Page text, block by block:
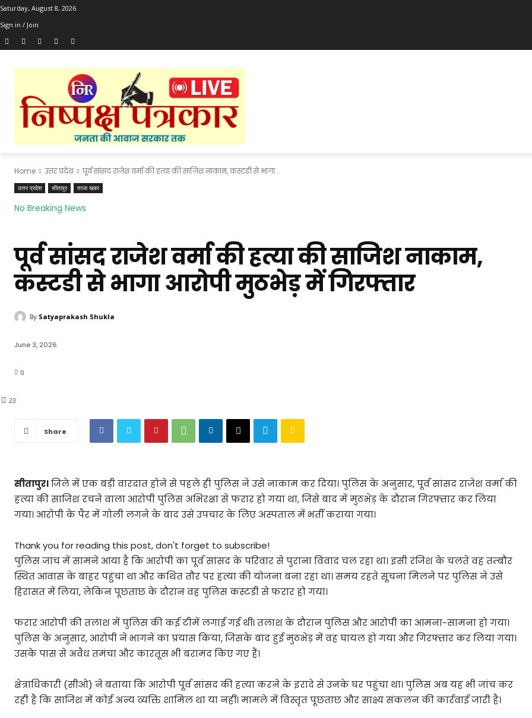
Saturday, August 8, 2026
Sign in / Join
Home उत्तर प्रदेश पूर्व सांसद राजेश वर्मा की हत्या की साजिश नाकाम, कस्टडी से भागा...
उत्तर प्रदेश सीतापुर ताजा खबर
No Breaking News
पूर्व सांसद राजेश वर्मा की हत्या की साजिश नाकाम,
कस्टडी से भागा आरोपी मुठभेड़ में गिरफ्तार
By Satyaprakash Shukla
June 3, 2026
0
23
Share
सीतापुर।जिले में एक बड़ी वारदात होने से पहले ही पुलिस ने उसे नाकाम कर दिया। पुलिस के अनुसार, पूर्व सांसद राजेश वर्मा की
हत्या की साजिश रचने वाला आरोपी पुलिस अभिरक्षा से फरार हो गया था, जिसे बाद में मुठभेड़ के दौरान गिरफ्तार कर लिया
गया। आरोपी के पैर में गोली लगने के बाद उसे उपचार के लिए अस्पताल में भर्ती कराया गया।
Thank you for reading this post, don't forget to subscribe!
पुलिस जांच में सामने आया है कि आरोपी का पूर्व सांसद के परिवार से पुराना विवाद चल रहा था। इसी रंजिश के चलते वह तम्बौर
स्थित आवास के बाहर पहुंचा था और कथित तौर पर हत्या की योजना बना रहा था। समय रहते सूचना मिलने पर पुलिस ने उसे
हिरासत में लिया, लेकिन पूछताछ के दौरान वह पुलिस कस्टडी से फरार हो गया।
फरार आरोपी की तलाश में पुलिस की कई टीमें लगाई गई थीं। तलाश के दौरान पुलिस और आरोपी का आमना-सामना हो गया।
पुलिस के अनुसार, आरोपी ने भागने का प्रयास किया, जिसके बाद हुई मुठभेड़ में वह घायल हो गया और गिरफ्तार कर लिया गया।
उसके पास से अवैध तमंचा और कारतूस भी बरामद किए गए हैं।
क्षेत्राधिकारी (सीओ) ने बताया कि आरोपी पूर्व सांसद की हत्या करने के इरादे से उनके घर पहुंचा था। पुलिस अब यह भी जांच कर
रही है कि साजिश में कोई अन्य व्यक्ति शामिल था या नहीं। मामले में विस्तृत पूछताछ और साक्ष्य संकलन की कार्रवाई जारी है।